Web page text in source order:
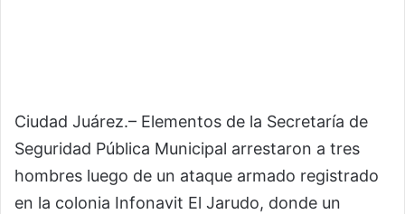
Ciudad Juárez.– Elementos de la Secretaría de
Seguridad Pública Municipal arrestaron a tres
hombres luego de un ataque armado registrado
en la colonia Infonavit El Jarudo, donde un